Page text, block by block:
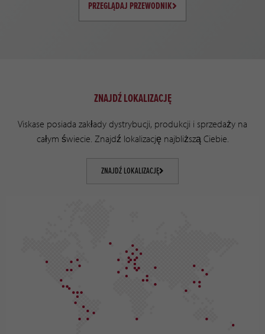
PRZEGLĄDAJ PRZEWODNIK
ZNAJDŹ LOKALIZACJĘ
Viskase posiada zakłady dystrybucji, produkcji i sprzedaży na
całym świecie. Znajdź lokalizację najbliższą Ciebie.
ZNAJDŹ LOKALIZACJĘ